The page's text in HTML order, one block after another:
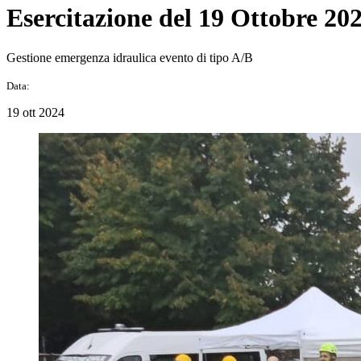
Esercitazione del 19 Ottobre
Gestione emergenza idraulica evento di tipo A/B
Data:
19 ott 2024